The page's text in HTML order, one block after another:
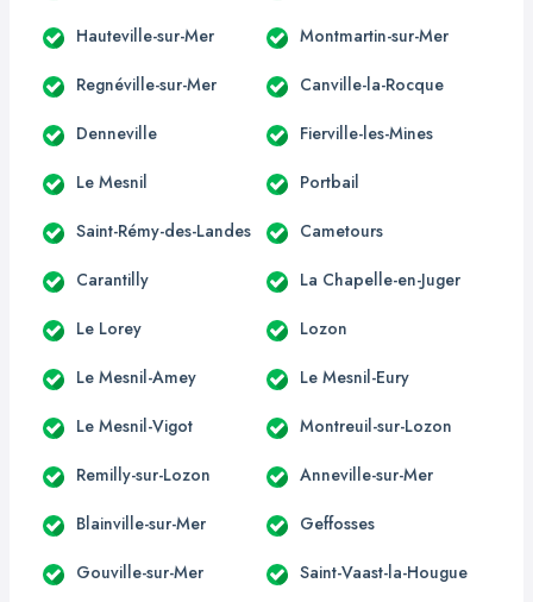
Hauteville-sur-Mer Montmartin-sur-Mer
Regnéville-sur-Mer Canville-la-Rocque
Denneville Fierville-les-Mines
Le Mesnil Portbail
Saint-Rémy-des-Landes Cametours
Carantilly La Chapelle-en-Juger
Le Lorey Lozon
Le Mesnil-Amey Le Mesnil-Eury
Le Mesnil-Vigot Montreuil-sur-Lozon
Remilly-sur-Lozon Anneville-sur-Mer
Blainville-sur-Mer Geffosses
Gouville-sur-Mer Saint-Vaast-la-Hougue